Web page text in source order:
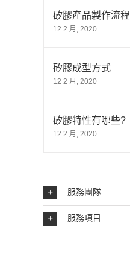
矽膠產品製作流程
12 2 月, 2020
矽膠成型方式
12 2 月, 2020
矽膠特性有哪些?
12 2 月, 2020
服務團隊
服務項目